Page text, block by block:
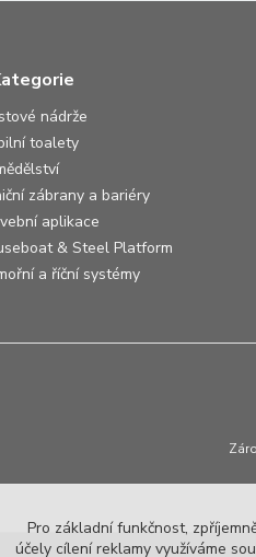
nádrže
toalety
zábrany a bariéry
aplikace
& Steel Platform
a říční systémy
Pro základní funkčnost,
účely cílení reklamy využíváme